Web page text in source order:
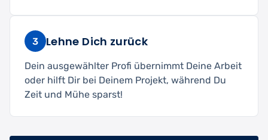
3 Lehne Dich zurück
Dein ausgewählter Profi übernimmt Deine Arbeit
oder hilft Dir bei Deinem Projekt, während Du
Zeit und Mühe sparst!